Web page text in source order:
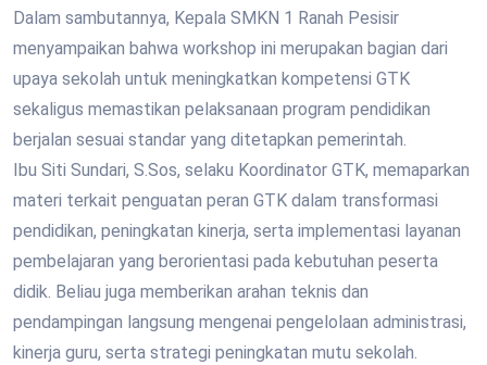
Dalam sambutannya, Kepala SMKN 1 Ranah Pesisir
menyampaikan bahwa workshop ini merupakan bagian dari
upaya sekolah untuk meningkatkan kompetensi GTK
sekaligus memastikan pelaksanaan program pendidikan
berjalan sesuai standar yang ditetapkan pemerintah.
Ibu Siti Sundari, S.Sos, selaku Koordinator GTK, memaparkan
materi terkait penguatan peran GTK dalam transformasi
pendidikan, peningkatan kinerja, serta implementasi layanan
pembelajaran yang berorientasi pada kebutuhan peserta
didik. Beliau juga memberikan arahan teknis dan
pendampingan langsung mengenai pengelolaan administrasi,
kinerja guru, serta strategi peningkatan mutu sekolah.